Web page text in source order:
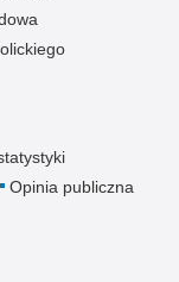
Opinia publiczna